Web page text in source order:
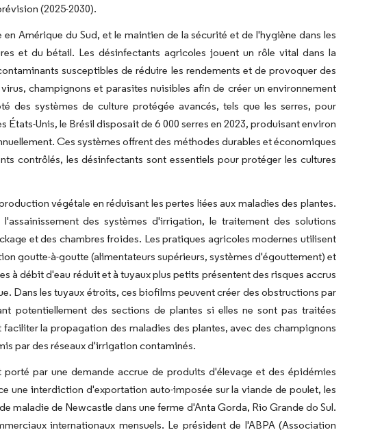
(2025-2030).
Amérique du Sud, et le maintien de la sécurité et de l'hygiène dans les
et du bétail. Les désinfectants agricoles jouent un rôle vital dans la
susceptibles de réduire les rendements et de provoquer des
champignons et parasites nuisibles afin de créer un environnement
des systèmes de culture protégée avancés, tels que les serres, pour
Unis, le Brésil disposait de 6 000 serres en 2023, produisant environ
Ces systèmes offrent des méthodes durables et économiques
contrôlés, les désinfectants sont essentiels pour protéger les cultures
végétale en réduisant les pertes liées aux maladies des plantes.
des systèmes d'irrigation, le traitement des solutions
et des chambres froides. Les pratiques agricoles modernes utilisent
goutte-à-goutte (alimentateurs supérieurs, systèmes d'égouttement) et
à débit d'eau réduit et à tuyaux plus petits présentent des risques accrus
Dans les tuyaux étroits, ces biofilms peuvent créer des obstructions par
potentiellement des sections de plantes si elles ne sont pas traitées
la propagation des maladies des plantes, avec des champignons
par des réseaux d'irrigation contaminés.
par une demande accrue de produits d'élevage et des épidémies
une interdiction d'exportation auto-imposée sur la viande de poulet, les
de Newcastle dans une ferme d'Anta Gorda, Rio Grande do Sul.
internationaux mensuels. Le président de l'ABPA (Association